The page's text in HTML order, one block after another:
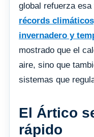
global refuerza
récords
invernadero y
mostrado que el
aire, sino que
sistemas que
El Ártico
rápido